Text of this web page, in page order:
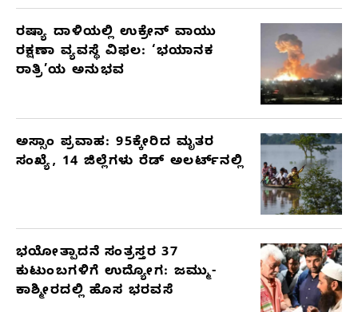
ರಷ್ಯಾ ದಾಳಿಯಲ್ಲಿ ಉಕ್ರೇನ್ ವಾಯು
ರಕ್ಷಣಾ ವ್ಯವಸ್ಥೆ ವಿಫಲ: ‘ಭಯಾನಕ
ರಾತ್ರಿ’ಯ ಅನುಭವ
ಅಸ್ಸಾಂ ಪ್ರವಾಹ: 95ಕ್ಕೇರಿದ ಮೃತರ
ಸಂಖ್ಯೆ, 14 ಜಿಲ್ಲೆಗಳು ರೆಡ್ ಅಲರ್ಟ್‌ನಲ್ಲಿ
ಭಯೋತ್ಪಾದನೆ ಸಂತ್ರಸ್ತರ 37
ಕುಟುಂಬಗಳಿಗೆ ಉದ್ಯೋಗ: ಜಮ್ಮು-
ಕಾಶ್ಮೀರದಲ್ಲಿ ಹೊಸ ಭರವಸೆ